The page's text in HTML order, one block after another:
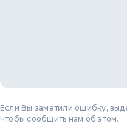
Если Вы заметили ошибку,
чтобы сообщить нам об этом.